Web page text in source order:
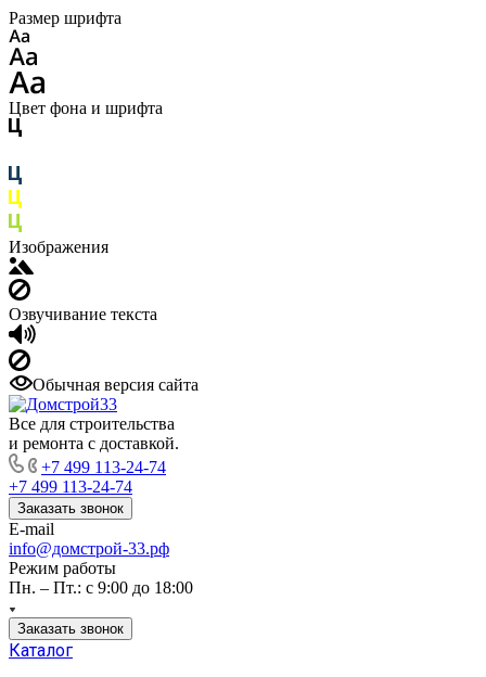
Размер шрифта
Цвет фона и шрифта
Изображения
Озвучивание текста
Обычная версия сайта
Все для строительства
и ремонта с доставкой.
+7 499 113-24-74
+7 499 113-24-74
Заказать звонок
E-mail
info@домстрой-33.рф
Режим работы
Пн. – Пт.: с 9:00 до 18:00
Заказать звонок
Каталог